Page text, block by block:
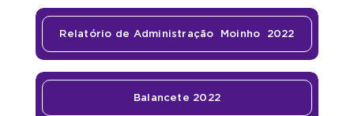
Relatório de Administração Moinho 2022
Balancete 2022